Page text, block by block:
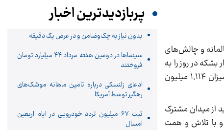
و چالش‌های
میانگین تولید نفت خام در آذر امسال نسبت به زمان آغاز به کار دولت افزایشی معادل ۲۲۵ هزار بشکه در روز را به
ثبت رساند، همچنین در بخش تولید گاز خام، با اتخاذ و اجرای مجموعه‌ای از اقدام‌ها، رکورد جدیدی در دی امسال به میزان ۱,۱۱۴ میلیون
از میدان مشترک
و با تلاش و همت
پربازدیدترین اخبار
بدون نیاز به چک‌وضامن و در عرض یک دقیقه
سینماها در دومین هفته‌ مرداد ۴۴ میلیارد تومان
فروختند
ادعای زلنسکی درباره تامین ماهانه موشک‌های
رهگیر توسط آمریکا
ثبت ۶۷ میلیون تردد خودرویی در ایام اربعین
امسال